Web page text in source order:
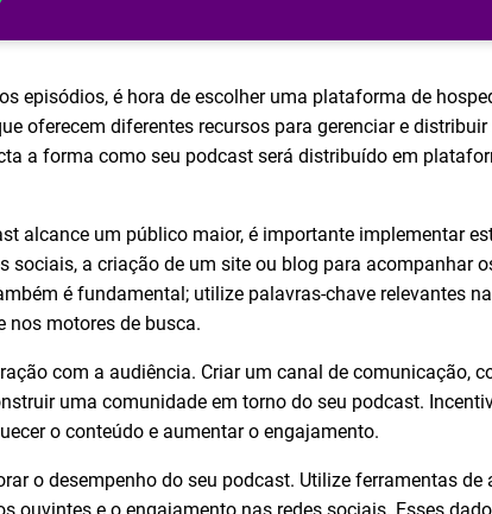
episódios, é hora de escolher uma plataforma de
oferecem diferentes recursos para gerenciar e
a forma como seu podcast será distribuído em
alcance um público maior, é importante implementar
sociais, a criação de um site ou blog para acompanhar
é fundamental; utilize palavras-chave relevantes
nos motores de busca.
com a audiência. Criar um canal de comunicação,
uma comunidade em torno do seu podcast.
o conteúdo e aumentar o engajamento.
o desempenho do seu podcast. Utilize ferramentas